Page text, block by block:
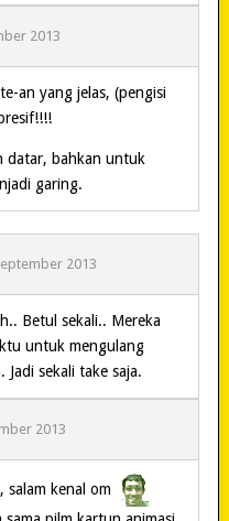
2013
an yang jelas, (pengisi
datar, bahkan untuk
garing.
2013
Betul sekali.. Mereka
untuk mengulang
Jadi sekali take saja.
2013
salam kenal om